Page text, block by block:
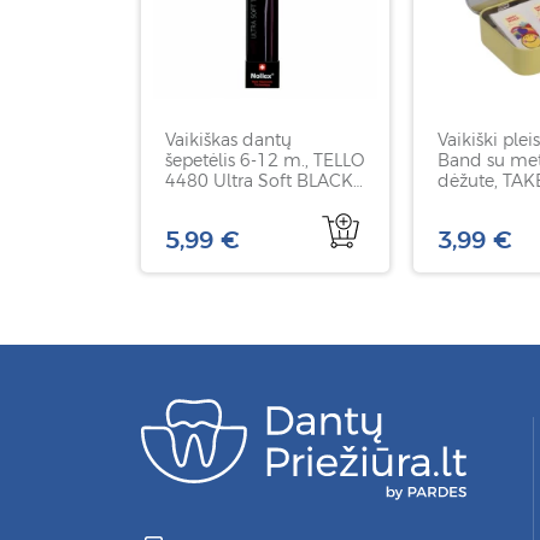
Vaikiškas dantų
šepetėlis 6-12 m., TELLO
4480 Ultra Soft BLACK,
5,99 €
Vaikiški
Band su
dėžute,
3,99 €